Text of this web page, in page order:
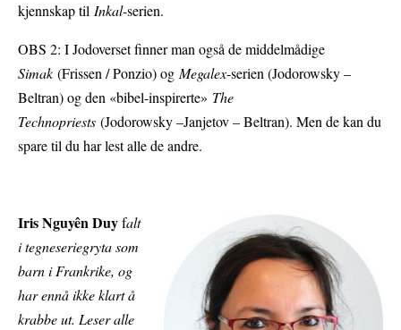
kjennskap til Inkal-serien.
OBS 2: I Jodoverset finner man også de middelmådige
Simak (Frissen / Ponzio) og Megalex-serien (Jodorowsky –
Beltran) og den «bibel-inspirerte» The
Technopriests (Jodorowsky –Janjetov – Beltran). Men de kan du
spare til du har lest alle de andre.
Iris Nguyên Duyfalt
i tegneseriegryta som
barn i Frankrike, og
har ennå ikke klart å
krabbe ut. Leser alle